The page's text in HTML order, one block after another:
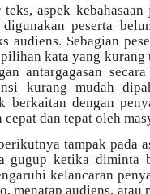
aspek
peserta
audiens. Sebagian
kata yang kurang
antargagasan
kurang mudah
berkaitan dengan
dan tepat oleh
tampak pada
gugup ketika diminta
kelancaran
menatap audiens,